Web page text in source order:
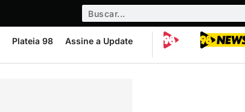
Plateia 98 Assine a Update